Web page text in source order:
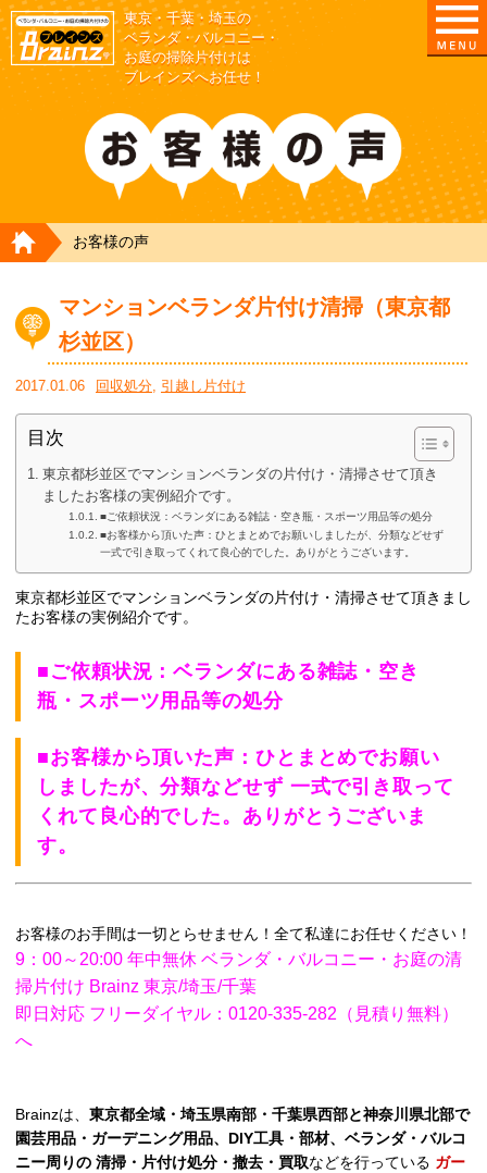
東京/埼玉/千葉/神奈川の ベランダ・庭の清掃片付け
東京・千葉・埼玉の
ベランダ・バルコニー・
お庭の掃除片付けは
ブレインズへお任せ！
HOME
お客様の声
マンションベランダ片付け清掃（東京都
杉並区）
2017.01.06 回収処分, 引越し片付け
目次
東京都杉並区でマンションベランダの片付け・清掃させて頂き
ましたお客様の実例紹介です。
■ご依頼状況：ベランダにある雑誌・空き瓶・スポーツ用品等の処分
■お客様から頂いた声：ひとまとめでお願いしましたが、分類などせず
一式で引き取ってくれて良心的でした。ありがとうございます。
東京都杉並区でマンションベランダの片付け・清掃させて頂きまし
たお客様の実例紹介です。
■ご依頼状況：ベランダにある雑誌・空き
瓶・スポーツ用品等の処分
■お客様から頂いた声：ひとまとめでお願い
しましたが、分類などせず 一式で引き取って
くれて良心的でした。ありがとうございま
す。
お客様のお手間は一切とらせません！全て私達にお任せください！
9：00～20:00 年中無休 ベランダ・バルコニー・お庭の清
掃片付け Brainz 東京/埼玉/千葉
即日対応 フリーダイヤル：0120-335-282（見積り無料）
へ
Brainzは、 東京都全域・埼玉県南部・千葉県西部と神奈川県北部で
園芸用品・ガーデニング用品、DIY工具・部材、ベランダ・バルコ
ニー周りの 清掃・片付け処分・撤去・買取などを行っている ガー